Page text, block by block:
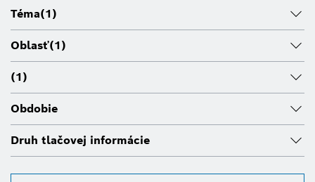
Téma(1)
Oblasť(1)
(1)
Obdobie
Druh tlačovej informácie